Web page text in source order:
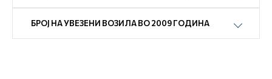
БРОЈ НА УВЕЗЕНИ ВОЗИЛА ВО 2009 ГОДИНА